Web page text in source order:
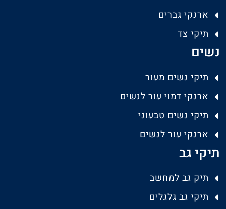
ארנקי גברים
תיקי צד
נשים
תיקי נשים מעור
ארנקי דמוי עור לנשים
תיקי נשים טבעוני
ארנקי עור לנשים
תיקי גב
תיק גב למחשב
תיקי גב גלגלים